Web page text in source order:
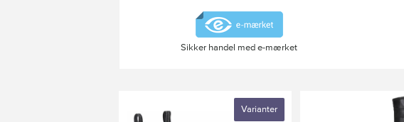
Sikker handel med e-mærket
Varianter